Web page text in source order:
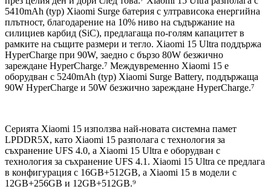
5410mAh (typ) Xiaomi Surge батерия с ултрависока енергийна
плътност, благодарение на 10% ниво на съдържание на
силициев карбид (SiC), предлагаща по-голям капацитет в
рамките на същите размери и тегло. Xiaomi 15 Ultra поддържа
HyperCharge при 90W, заедно с бързо 80W безжично
зареждане HyperCharge.⁷ Междувременно Xiaomi 15 е
оборудван с 5240mAh (typ) Xiaomi Surge Battery, поддържаща
90W HyperCharge и 50W безжично зареждане HyperCharge.⁷
Серията Xiaomi 15 използва най-новата системна памет
LPDDR5X, като Xiaomi 15 разполага с технология за
съхранение UFS 4.0, а Xiaomi 15 Ultra е оборудван с
технология за съхранение UFS 4.1. Xiaomi 15 Ultra се предлага
в конфигурация с 16GB+512GB, а Xiaomi 15 в модели с
12GB+256GB и 12GB+512GB.⁹